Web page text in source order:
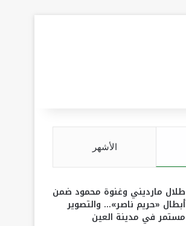
الأشهر
طلال مارديني وغنوة محمود ضمن
أبطال «حريم ناصر»… والتصوير
مستمر في مدينة العين